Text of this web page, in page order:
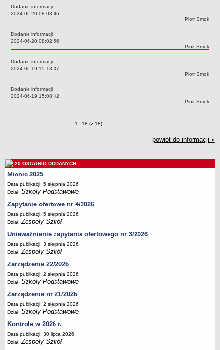
Deklaracja dostępności
DEKLARACJA DOSTĘPNOŚCI
PONOWNE WYKORZYSTYWANIE
Dodanie informacji
Data:
2024-06-20 08:03:06
Autor:
Piotr Smok
Dodanie informacji
Data:
2024-06-20 08:02:56
Autor:
Piotr Smok
Dodanie informacji
Data:
2024-06-19 15:13:37
Autor:
Piotr Smok
Dodanie informacji
Data:
2024-06-19 15:08:42
Autor:
Piotr Smok
Zmiany o pozycjach
1 - 18 (z 18)
powrót do informacji »
20 OSTATNIO DODANYCH
Mienie 2025
Data publikacji: 5 sierpnia 2026
Dział:Szkoły Podstawowe
Zapytanie ofertowe nr 4/2026
Data publikacji: 5 sierpnia 2026
Dział:Zespoły Szkół
Unieważnienie zapytania ofertowego nr 3/2026
Data publikacji: 3 sierpnia 2026
Dział:Zespoły Szkół
Zarządzenie 22/2026
Data publikacji: 2 sierpnia 2026
Dział:Szkoły Podstawowe
Zarządzenie nr 21/2026
Data publikacji: 2 sierpnia 2026
Dział:Szkoły Podstawowe
Kontrole w 2026 r.
Data publikacji: 30 lipca 2026
Dział:Zespoły Szkół